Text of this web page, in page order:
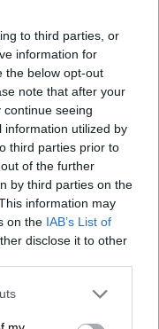
to third parties, or
information for
the below opt-out
note that after your
seeing
information utilized by
third parties prior to
of the further
by third parties on the
information may
on the IAB’s List of
disclose it to other
del Instituto
entre lo
que se
ilegales
públicas
y de la
cuenta
Con todo ello
congresos
Generaciones
a encuestas y
.
Esperanza Aguirre